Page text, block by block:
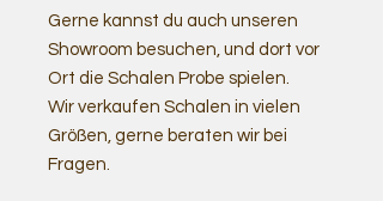
Gerne kannst du auch unseren
Showroom besuchen, und dort vor
Ort die Schalen Probe spielen.
Wir verkaufen Schalen in vielen
Größen, gerne beraten wir bei
Fragen.